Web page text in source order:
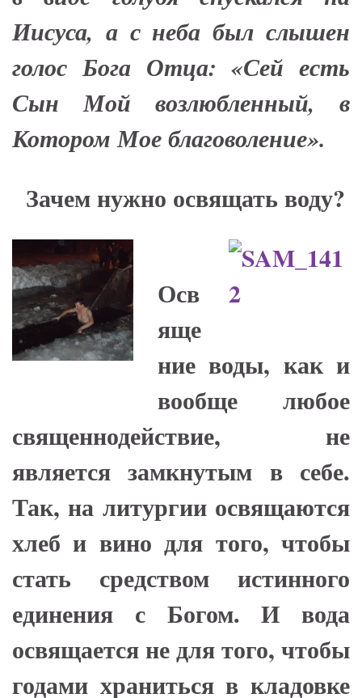
Иисуса, а с неба был слышен
голос Бога Отца: «Сей есть
Сын Мой возлюбленный, в
Котором Мое благоволение».
Зачем нужно освящать воду?
Осв
яще
ние воды, как и
вообще любое
священнодействие, не
является замкнутым в себе.
Так, на литургии освящаются
хлеб и вино для того, чтобы
стать средством истинного
единения с Богом. И вода
освящается не для того, чтобы
годами храниться в кладовке